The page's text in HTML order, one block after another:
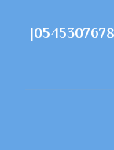
شركة مكافحة الحمام في العين |0545307678|